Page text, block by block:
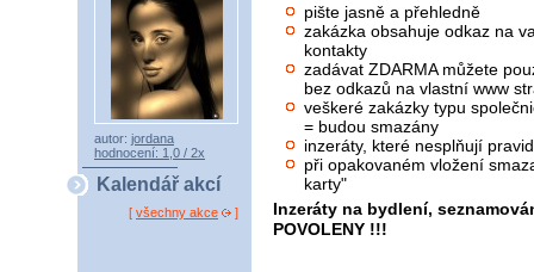
autor: jordana
hodnocení: 1,0 / 2x
Kalendář akcí
[ všechny akce ]
pište jasně a přehledně
zakázka obsahuje odkaz na
kontakty
zadávat ZDARMA můžete
bez odkazů na vlastní www
veškeré zakázky typu
= budou smazány
inzeráty, které nesplňují
při opakovaném vložení
karty"
Inzeráty na bydlení,
POVOLENY !!!